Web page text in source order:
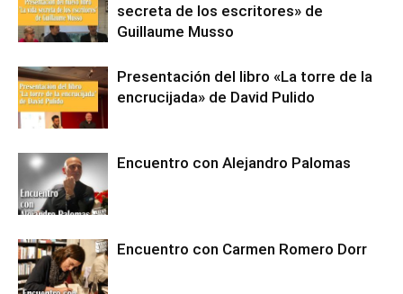
secreta de los escritores» de
Guillaume Musso
Presentación del libro «La torre de la
encrucijada» de David Pulido
Encuentro con Alejandro Palomas
Encuentro con Carmen Romero Dorr